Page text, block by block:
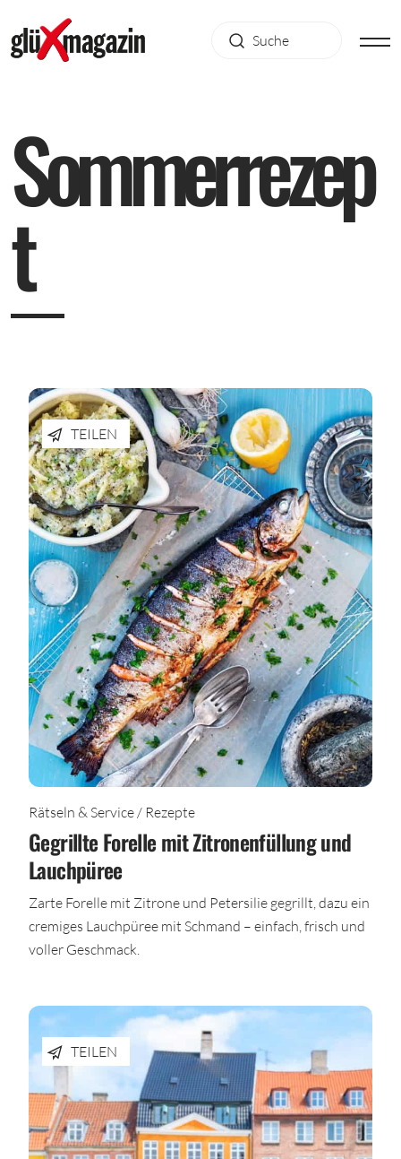
Sommerrezep
t
TEILEN
Rätseln & Service / Rezepte
Gegrillte Forelle mit Zitronenfüllung und
Lauchpüree
Zarte Forelle mit Zitrone und Petersilie gegrillt, dazu ein
cremiges Lauchpüree mit Schmand – einfach, frisch und
voller Geschmack.
TEILEN